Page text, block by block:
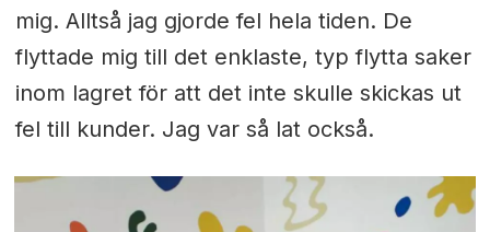
mig. Alltså jag gjorde fel hela tiden. De
flyttade mig till det enklaste, typ flytta saker
inom lagret för att det inte skulle skickas ut
fel till kunder. Jag var så lat också.